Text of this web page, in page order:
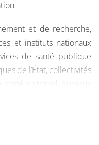
et de recherche,
et instituts nationaux
de santé publique
de l’État, collectivités
"Environnement,
& D des entreprises :
traitement